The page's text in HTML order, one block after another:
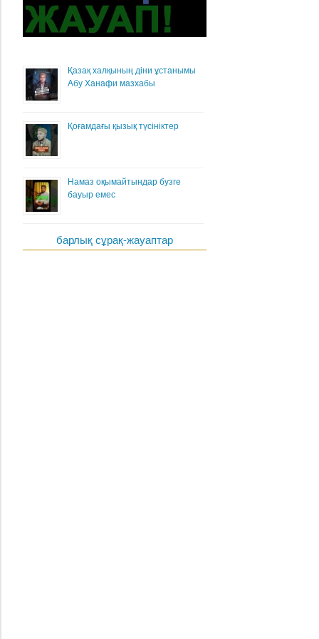
Қазақ халқының діни ұстанымы
Абу Ханафи мазхабы
Қоғамдағы қызық түсініктер
Намаз оқымайтындар бузге
бауыр емес
барлық сұрақ-жауаптар